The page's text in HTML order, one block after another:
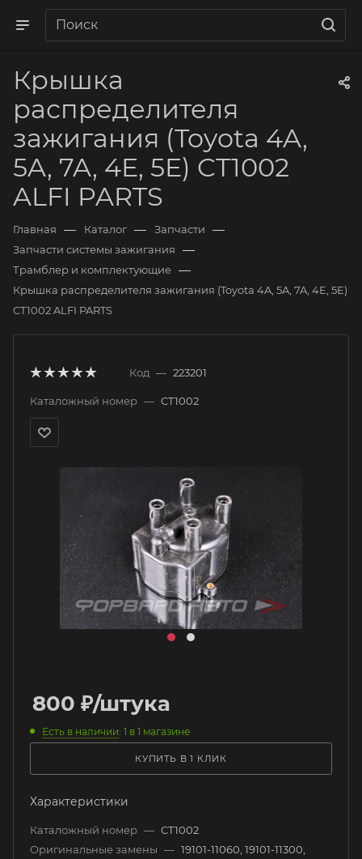
Крышка
распределителя
зажигания (Toyota 4A,
5A, 7A, 4E, 5E) CT1002
ALFI PARTS
Главная — Каталог — Запчасти —
Запчасти системы зажигания —
Трамблер и комплектующие —
Крышка распределителя зажигания (Toyota 4A, 5A, 7A, 4E, 5E)
CT1002 ALFI PARTS
Код — 223201
Каталожный номер — CT1002
800 ₽/штука
Есть в наличии: 1 в 1 магазине
КУПИТЬ В 1 КЛИК
Характеристики
Каталожный номер — CT1002
Оригинальные замены — 19101-11060, 19101-11300,